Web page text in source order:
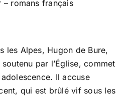
– romans français
les Alpes, Hugon de Bure,
par l’Église, commet
Il accuse
qui est brûlé vif sous les